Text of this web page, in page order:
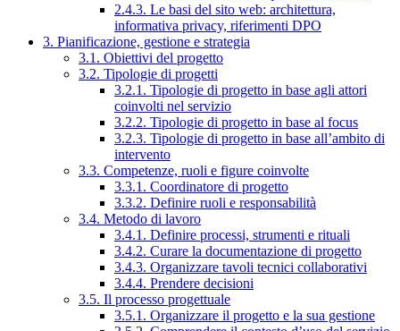
2.4.3. Le basi del sito web: architettura,
informativa privacy, riferimenti DPO
3. Pianificazione, gestione e strategia
3.1. Obiettivi del progetto
3.2. Tipologie di progetti
3.2.1. Tipologie di progetto in base agli attori
coinvolti nel servizio
3.2.2. Tipologie di progetto in base al focus
3.2.3. Tipologie di progetto in base all’ambito di
intervento
3.3. Competenze, ruoli e figure coinvolte
3.3.1. Coordinatore di progetto
3.3.2. Definire ruoli e responsabilità
3.4. Metodo di lavoro
3.4.1. Definire processi, strumenti e rituali
3.4.2. Curare la documentazione di progetto
3.4.3. Organizzare tavoli tecnici collaborativi
3.4.4. Prendere decisioni
3.5. Il processo progettuale
3.5.1. Organizzare il progetto e la sua gestione